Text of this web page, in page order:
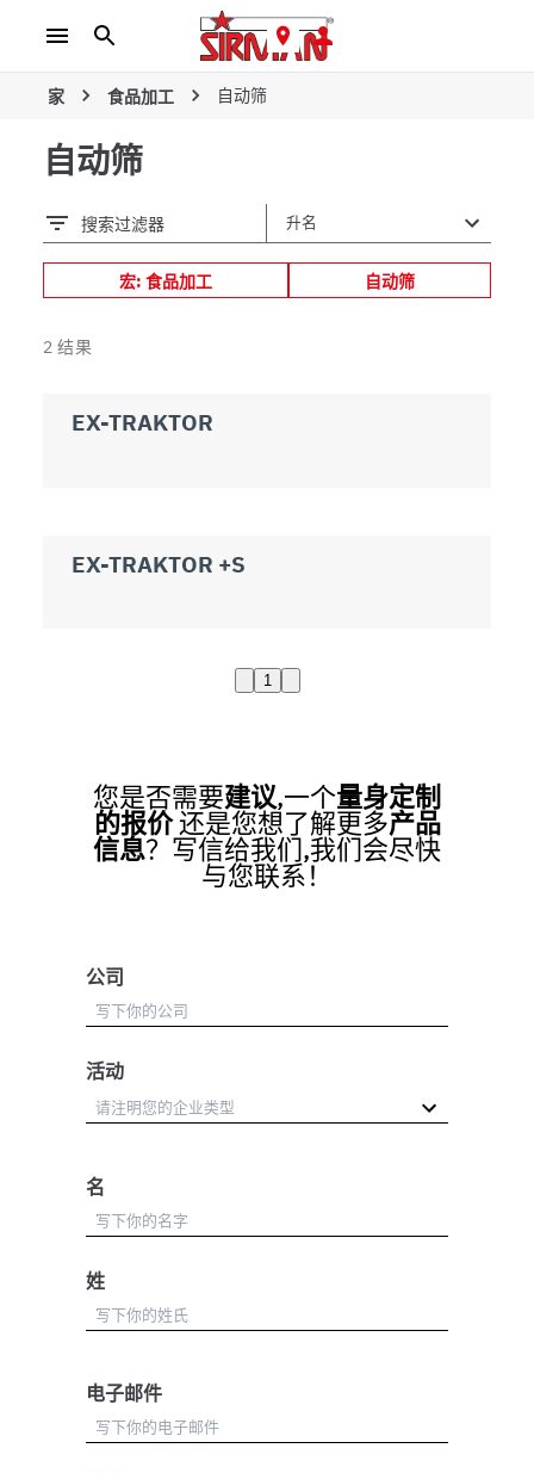
家 食品加工 自动筛
自动筛
搜索过滤器
宏: 食品加工 自动筛
2 结果
EX-TRAKTOR
EX-TRAKTOR +S
1
您是否需要建议,一个量身定制
的报价还是您想了解更多产品
信息？写信给我们,我们会尽快
与您联系！
公司
活动
名
姓
电子邮件